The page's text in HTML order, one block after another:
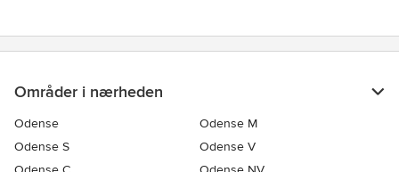
Områder i nærheden
Odense
Odense M
Odense S
Odense V